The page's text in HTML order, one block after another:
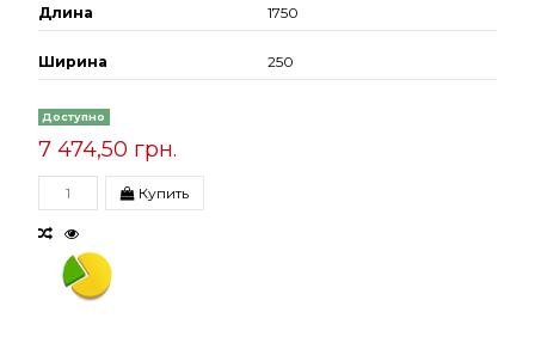
Длина 1750
Ширина 250
Доступно
7 474,50 грн.
Купить